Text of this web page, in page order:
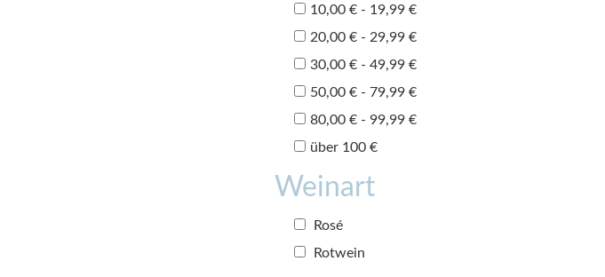
10,00 € - 19,99 €
20,00 € - 29,99 €
30,00 € - 49,99 €
50,00 € - 79,99 €
80,00 € - 99,99 €
über 100 €
Weinart
Rosé
Rotwein